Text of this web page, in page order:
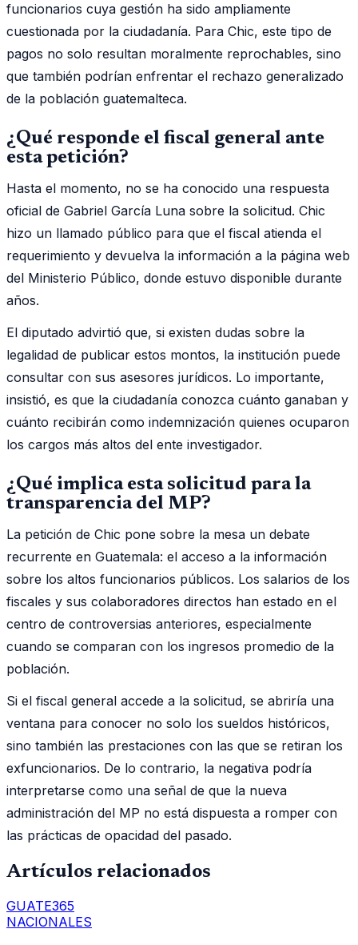
funcionarios cuya gestión ha sido ampliamente
cuestionada por la ciudadanía. Para Chic, este tipo de
pagos no solo resultan moralmente reprochables, sino
que también podrían enfrentar el rechazo generalizado
de la población guatemalteca.
¿Qué responde el fiscal general ante
esta petición?
Hasta el momento, no se ha conocido una respuesta
oficial de Gabriel García Luna sobre la solicitud. Chic
hizo un llamado público para que el fiscal atienda el
requerimiento y devuelva la información a la página web
del Ministerio Público, donde estuvo disponible durante
años.
El diputado advirtió que, si existen dudas sobre la
legalidad de publicar estos montos, la institución puede
consultar con sus asesores jurídicos. Lo importante,
insistió, es que la ciudadanía conozca cuánto ganaban y
cuánto recibirán como indemnización quienes ocuparon
los cargos más altos del ente investigador.
¿Qué implica esta solicitud para la
transparencia del MP?
La petición de Chic pone sobre la mesa un debate
recurrente en Guatemala: el acceso a la información
sobre los altos funcionarios públicos. Los salarios de los
fiscales y sus colaboradores directos han estado en el
centro de controversias anteriores, especialmente
cuando se comparan con los ingresos promedio de la
población.
Si el fiscal general accede a la solicitud, se abriría una
ventana para conocer no solo los sueldos históricos,
sino también las prestaciones con las que se retiran los
exfuncionarios. De lo contrario, la negativa podría
interpretarse como una señal de que la nueva
administración del MP no está dispuesta a romper con
las prácticas de opacidad del pasado.
Artículos relacionados
GUATE365
NACIONALES